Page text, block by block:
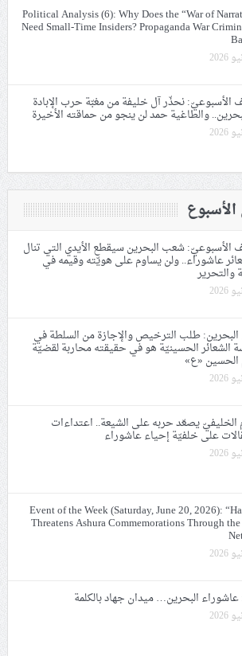
Political Analysis (6): Why Does the “War of
Need Small-Time Insiders? Propaganda War
الأسبوعيّ: نحذّر آل خليفة من مغبّة حرب الإبادة
والطاغية حمد لن ينجو من حماقته الأخيرة
الأسبوع
الأسبوعيّ: شعب البحرين سيقطع الأيدي التي تنال
عاشوراء.. ولن يساوم على هويّته وقيمه في
والتحرير
البحرين: طلب الترخيص والإجازة من السلطة في
الشعائر الحسينيّة هو في حقيقته محاربة لقضيّة
الحسين «ع»
الخليفيّ يصعّد حربه على الشيعة.. اعتداءات
على خلفيّة إحياء عاشوراء
Event of the Week (Saturday, June 20, 2026):
Threatens Ashura Commemorations Through
البحرين… ميدان جهاد بالكلمة